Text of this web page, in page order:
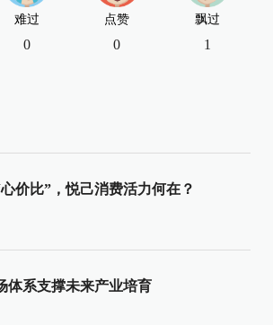
难过
0
点赞
0
飘过
1
价比”，悦己消费活力何在？
体系支撑未来产业培育